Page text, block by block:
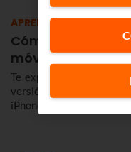
APRENDE
Cómo configurar
móvil y
Te explicamos cómo
versión online, cómo
iPhone y cómo